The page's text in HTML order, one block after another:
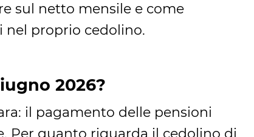
sul netto mensile e come
nel proprio cedolino.
2026?
il pagamento delle pensioni